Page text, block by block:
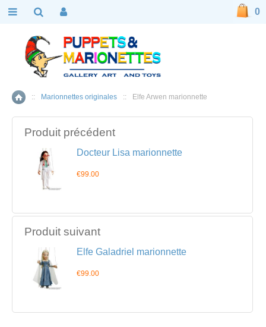
Accueil
:: Marionnettes originales :: Elfe Arwen marionnette
Produit précédent
Docteur Lisa marionnette
€99.00
Produit suivant
Elfe Galadriel marionnette
€99.00
0